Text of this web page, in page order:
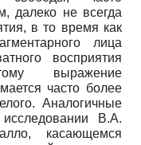
далеко не всегда
в то время как
лица
восприятия
выражение
часто более
Аналогичные
В.А.
касающемся